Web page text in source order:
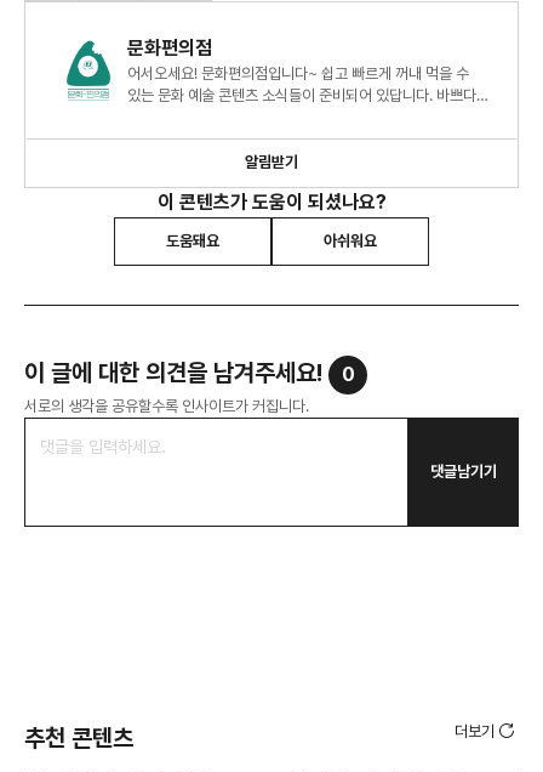
문화편의점
어서오세요! 문화편의점입니다~ 쉽고 빠르게 꺼내 먹을 수
있는 문화 예술 콘텐츠 소식들이 준비되어 있답니다. 바쁘다고
알림받기
이 콘텐츠가 도움이 되셨나요?
도움돼요 아쉬워요
이 글에 대한 의견을 남겨주세요! 0
서로의 생각을 공유할수록 인사이트가 커집니다.
댓글남기기
추천 콘텐츠 더보기